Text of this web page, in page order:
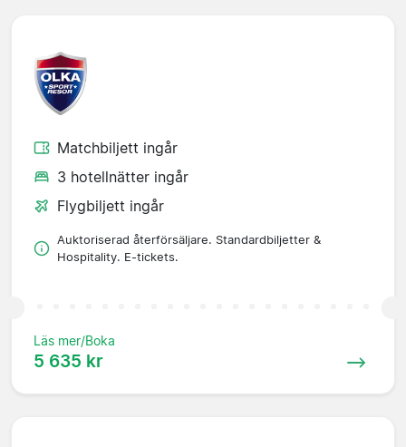
Matchbiljett ingår
3 hotellnätter ingår
Flygbiljett ingår
Auktoriserad återförsäljare. Standardbiljetter &
Hospitality. E-tickets.
Läs mer/Boka
5 635 kr